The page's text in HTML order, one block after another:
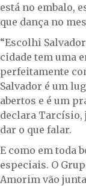
está no embalo,
que dança no
“Escolhi
cidade tem uma
perfeitamente
Salvador é um
abertos e é um
declara Tarcísio,
dar o que falar.
E como em toda
especiais. O
Amorim vão